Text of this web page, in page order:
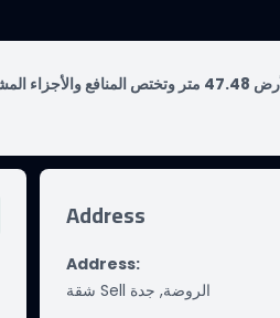
حي الروضة بمدينة جدة مساحة الوحدة من الأرض 47.48 متر وتختص المنافع
Address
Address:
شقة Sell الروضة, جدة